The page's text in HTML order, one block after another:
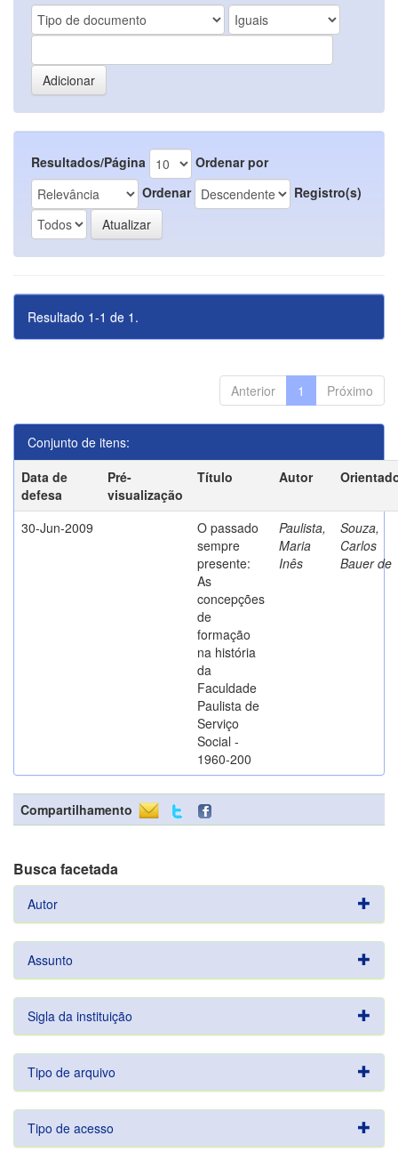
Resultados/Página
Ordenar por
Ordenar
Registro(s)
Resultado 1-1 de 1.
Anterior 1 Próximo
Conjunto de itens:
Data de
defesa
Pré-
visualização
Título Autor
30-Jun-2009
O passado
sempre
presente:
As
concepções
de
formação
na história
da
Faculdade
Paulista de
Serviço
Social -
1960-200
Paulista,
Maria
Inês
Souza,
Carlos
Bauer de
Compartilhamento
Busca facetada
Autor
Assunto
Sigla da instituição
Tipo de arquivo
Tipo de acesso